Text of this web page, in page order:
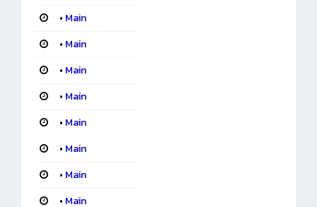
• Main
• Main
• Main
• Main
• Main
• Main
• Main
• Main